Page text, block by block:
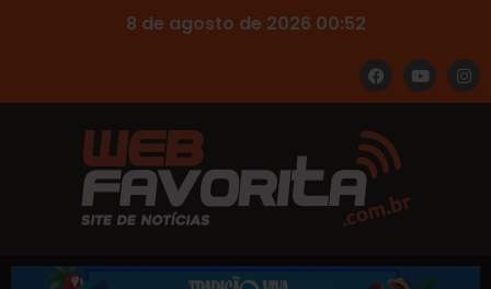
8 de agosto de 2026 00:52